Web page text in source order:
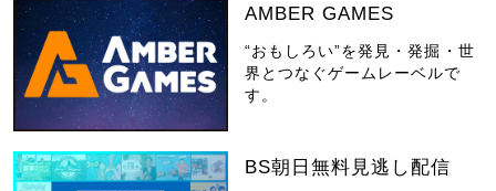
AMBER GAMES
“おもしろい”を発見・発掘・世
界とつなぐゲームレーベルで
す。
BS朝日無料見逃し配信